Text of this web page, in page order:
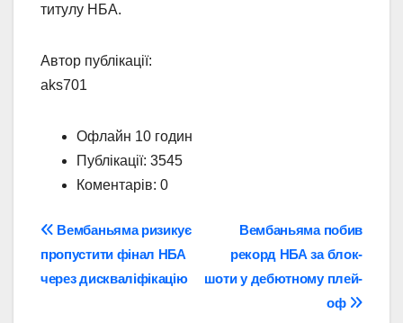
титулу НБА.
Автор публікації:
aks701
Офлайн 10 годин
Публікації: 3545
Коментарів: 0
Навігація
записів
Вембаньяма побив
рекорд НБА за блок-
шоти у дебютному плей-
оф
Вембаньяма ризикує
пропустити фінал НБА
через дискваліфікацію